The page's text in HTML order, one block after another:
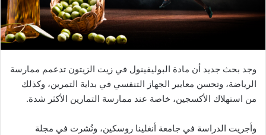
وجد بحث جديد أن مادة البوليفينول في زيت الزيتون تدعمم ممارسة
الرياضة، وتحسن معايير الجهاز التنفسي في بداية التمرين، وكذلك
من استهلاك الأكسجين، خاصة عند ممارسة التمارين الأكثر شدة.
وأجريت الدراسة في جامعة أنغلينا روسكين، ونُشرت في مجلة